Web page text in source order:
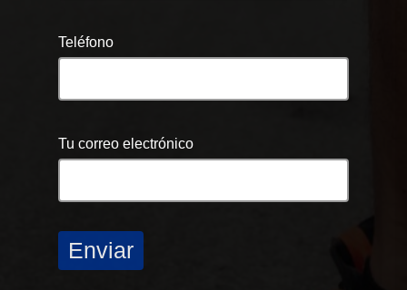
Teléfono
Tu correo electrónico